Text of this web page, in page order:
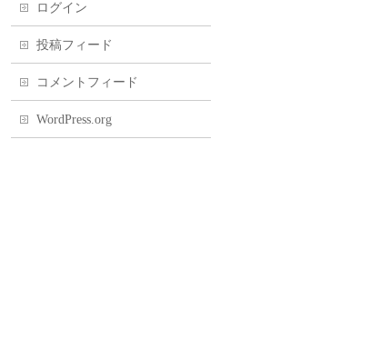
ログイン
投稿フィード
コメントフィード
WordPress.org